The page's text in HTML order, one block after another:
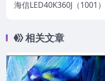
海信LED40K360J（1001
相关文章